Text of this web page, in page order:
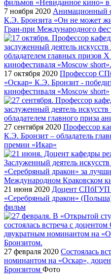
7 ноября 2020 Анимационный
К.Э. Бронзита «Он не может
Гран-при Международного
17 октября 2020 Профессор
«Оскар» К.Э. Бронзит -
кинофестиваля «Moscow short»
27 сентября 2020 Профессор
К.Э. Бронзит – обладатель
премии «Икар»
21 июня 2020 Доцент СПбГУП
«Серебряный дракон»
фильм
27 февраля 2020 Состоялась
номинантом на «Оскар»,
Бронзитом Фото